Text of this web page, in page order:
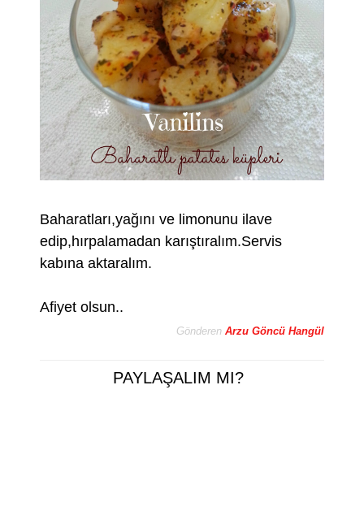
Baharatları,yağını ve limonunu ilave
edip,hırpalamadan karıştıralım.Servis
kabına aktaralım.
Afiyet olsun..
Gönderen Arzu Göncü Hangül
PAYLAŞALIM MI?